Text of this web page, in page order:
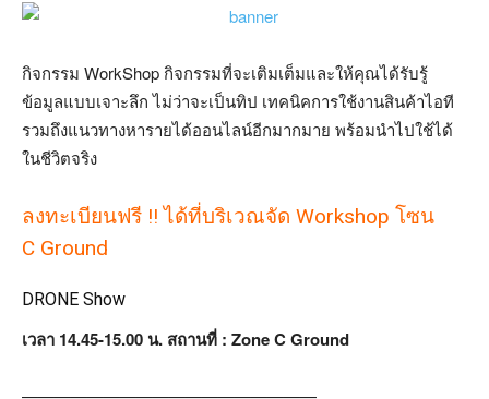
กิจกรรม WorkShop กิจกรรมที่จะเติมเต็มและให้คุณได้รับรู้
ข้อมูลแบบเจาะลึก ไม่ว่าจะเป็นทิป เทคนิคการใช้งานสินค้าไอที
รวมถึงแนวทางหารายได้ออนไลน์อีกมากมาย พร้อมนำไปใช้ได้
ในชีวิตจริง
ลงทะเบียนฟรี !! ได้ที่บริเวณจัด Workshop โซน
C Ground
DRONE Show
เวลา 14.45-15.00 น. สถานที่ : Zone C Ground